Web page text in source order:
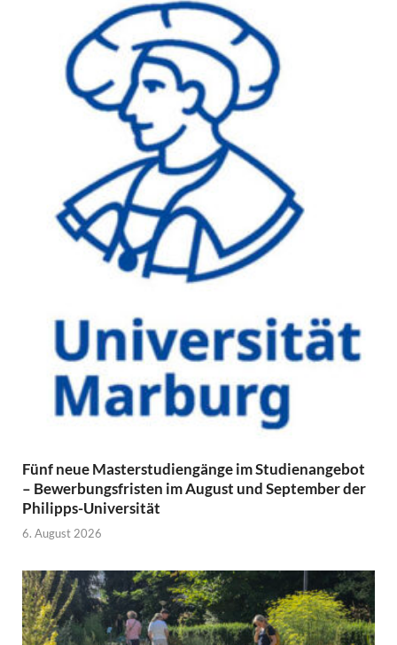
Fünf neue Masterstudiengänge im Studienangebot
– Bewerbungsfristen im August und September der
Philipps-Universität
6. August 2026